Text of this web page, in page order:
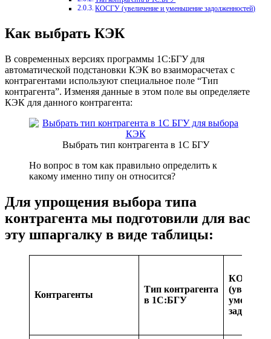
КОСГУ (увеличение и уменьшение задолженностей)
Как выбрать КЭК
В современных версиях программы 1С:БГУ для
автоматической подстановки КЭК во взаиморасчетах с
контрагентами используют специальное поле “Тип
контрагента”. Изменяя данные в этом поле вы определяете
КЭК для данного контрагента:
Выбрать тип контрагента в 1С БГУ
Но вопрос в том как правильно определить к
какому именно типу он относится?
Для упрощения выбора типа
контрагента мы подготовили для вас
эту шпаргалку в виде таблицы:
Контрагенты
Тип контрагента
в 1С:БГУ
КОСГУ